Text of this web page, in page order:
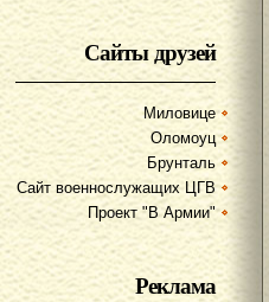
Сайты друзей
Миловице
Оломоуц
Брунталь
Сайт военнослужащих ЦГВ
Проект "В Армии"
Реклама